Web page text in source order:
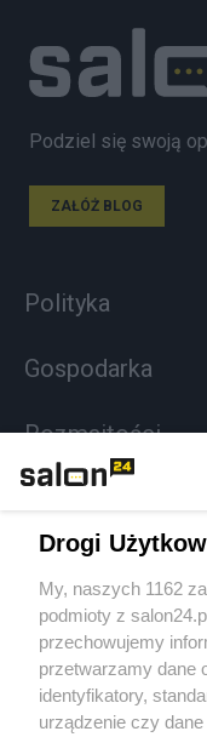
Podziel się swoją
ZAŁÓŻ BLOG
Polityka
Gospodarka
Rozmaitości
Sport
Społeczeństwo
Kultura
Drogi
My, naszych 1162
podmioty z
przechowujemy
przetwarzamy dane
identyfikatory,
urządzenie czy